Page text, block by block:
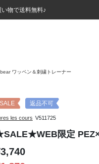
物で送料無料♪
昼12:59まで！！
物で送料無料♪
昼12:59まで！！
ワッペン＆刺繍トレーナー
SALE 返品不可
les cours V511725
限定